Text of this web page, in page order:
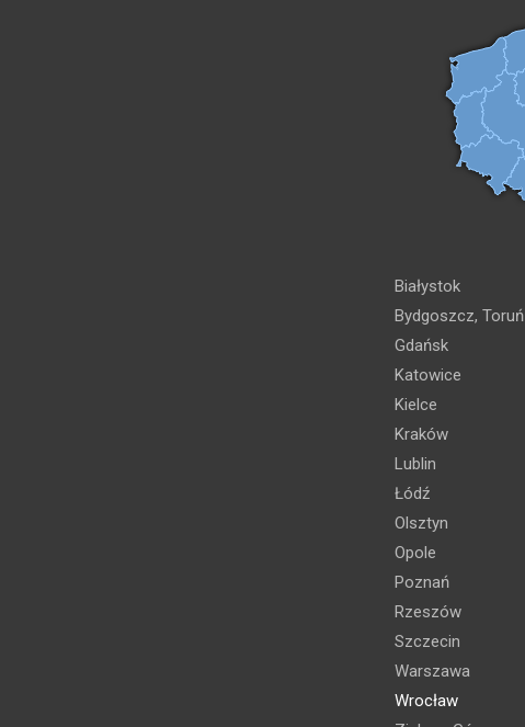
Białystok
Bydgoszcz, Toruń
Gdańsk
Katowice
Kielce
Kraków
Lublin
Łódź
Olsztyn
Opole
Poznań
Rzeszów
Szczecin
Warszawa
Wrocław